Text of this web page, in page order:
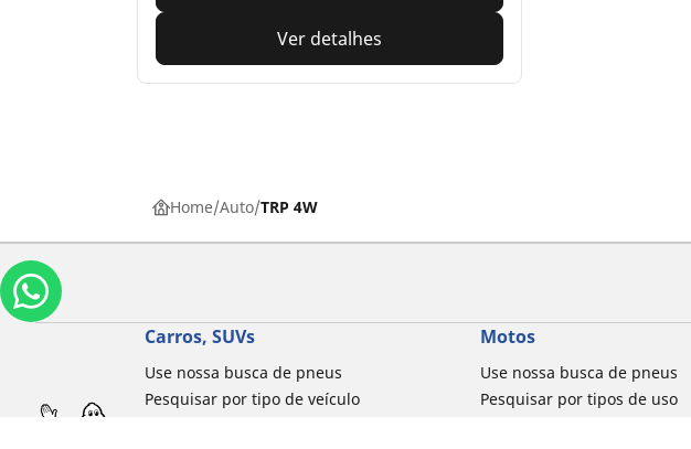
Ver detalhes
Home Auto TRP 4W
Carros, SUVs
Use nossa busca de pneus
Pesquisar por tipo de veículo
Motos
Use nossa busca de pneus
Pesquisar por tipos de uso